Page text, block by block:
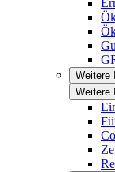
Weitere
Weitere